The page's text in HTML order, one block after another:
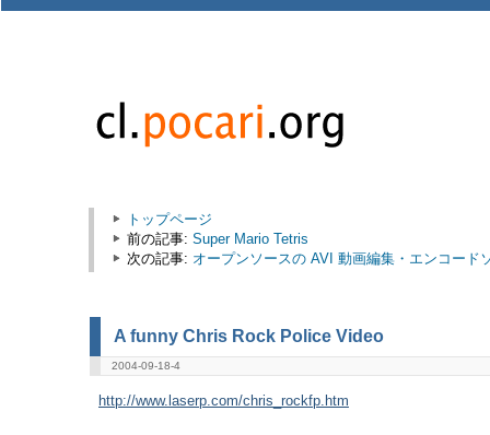
トップページ
前の記事: Super Mario Tetris
次の記事: オープンソースの AVI 動画編集・エンコード
A funny Chris Rock Police Video
2004-09-18-4
http://www.laserp.com/chris_rockfp.htm